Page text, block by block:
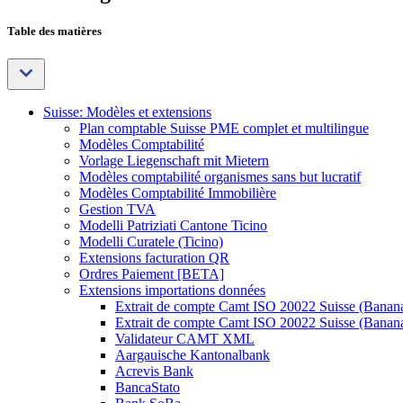
Table des matières
Suisse: Modèles et extensions
Plan comptable Suisse PME complet et multilingue
Modèles Comptabilité
Vorlage Liegenschaft mit Mietern
Modèles comptabilité organismes sans but lucratif
Modèles Comptabilité Immobilière
Gestion TVA
Modelli Patriziati Cantone Ticino
Modelli Curatele (Ticino)
Extensions facturation QR
Ordres Paiement [BETA]
Extensions importations données
Extrait de compte Camt ISO 20022 Suisse
Extrait de compte Camt ISO 20022 Suisse
Validateur CAMT XML
Aargauische Kantonalbank
Acrevis Bank
BancaStato